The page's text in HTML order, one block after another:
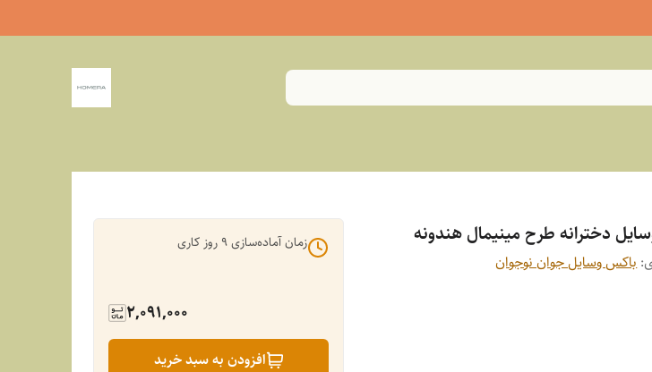
دخترانه طرح مینیمال هندونه
:باکس وسایل جوان نوجوان
زمان آماده‌سازی9 روز کاری
2,091,000
افزودن به سبد خرید